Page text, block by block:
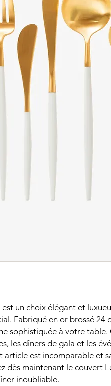
est un choix élégant et
Fabriqué en or brossé 24
sophistiquée à votre
les dîners de gala et les
article est incomparable et
dès maintenant le couvert
inoubliable.